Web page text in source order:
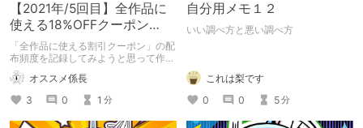
【2021年/5回目】全作品に
使える18%OFFクーポン
【2021年02月18日23:59ま
で】
「全作品に使える割引クーポン」の配
布頻度を記録してみようと思って作っ
ている記事なのですが、今回のクーポ
ンは特殊な理由で配布されたものなよ
うです。
オススメ係長
3
0 1 分
自分用メモ１２
いい調べ方と悪い調べ方
これは梨です
0
0 5分